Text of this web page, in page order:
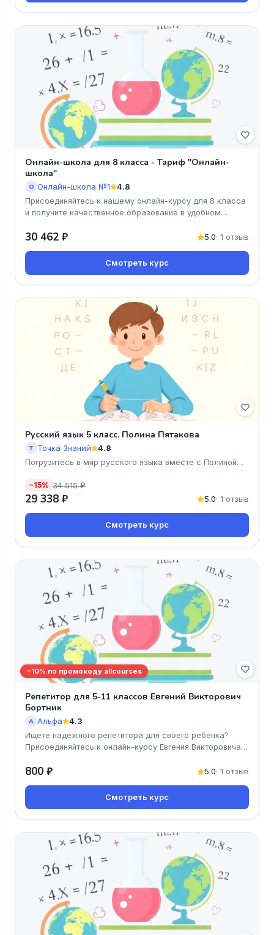
Онлайн-школа для 8 класса - Тариф "Онлайн-
школа"
О Онлайн-школа №1 4.8
Присоединяйтесь к нашему онлайн-курсу для 8 класса
и получите качественное образование в удобном
30 462 ₽ 5.0· 1 отзыв
Смотреть курс
Русский язык 5 класс. Полина Пятакова
Т Точка Знаний 4.8
Погрузитесь в мир русского языка вместе с Полиной
−15% 34 515 ₽
29 338 ₽ 5.0· 1 отзыв
Смотреть курс
−10% по промокоду allcources
Репетитор для 5-11 классов Евгений Викторович
Бортник
А Альфа 4.3
Ищете надежного репетитора для своего ребенка?
Присоединяйтесь к онлайн-курсу Евгения Викторовича
800 ₽ 5.0· 1 отзыв
Смотреть курс